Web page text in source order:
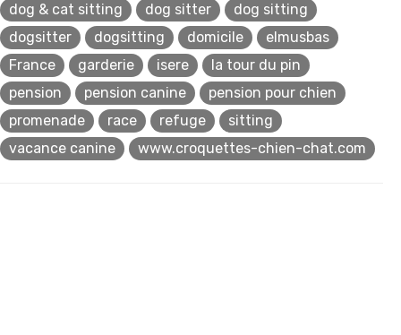
dog & cat sitting
dog sitter
dog sitting
dogsitter
dogsitting domicile
elmusbas
France
garderie isere
la tour du pin
pension
pension canine
pension pour chien
promenade
race refuge
sitting
vacance canine
www.croquettes-chien-chat.com